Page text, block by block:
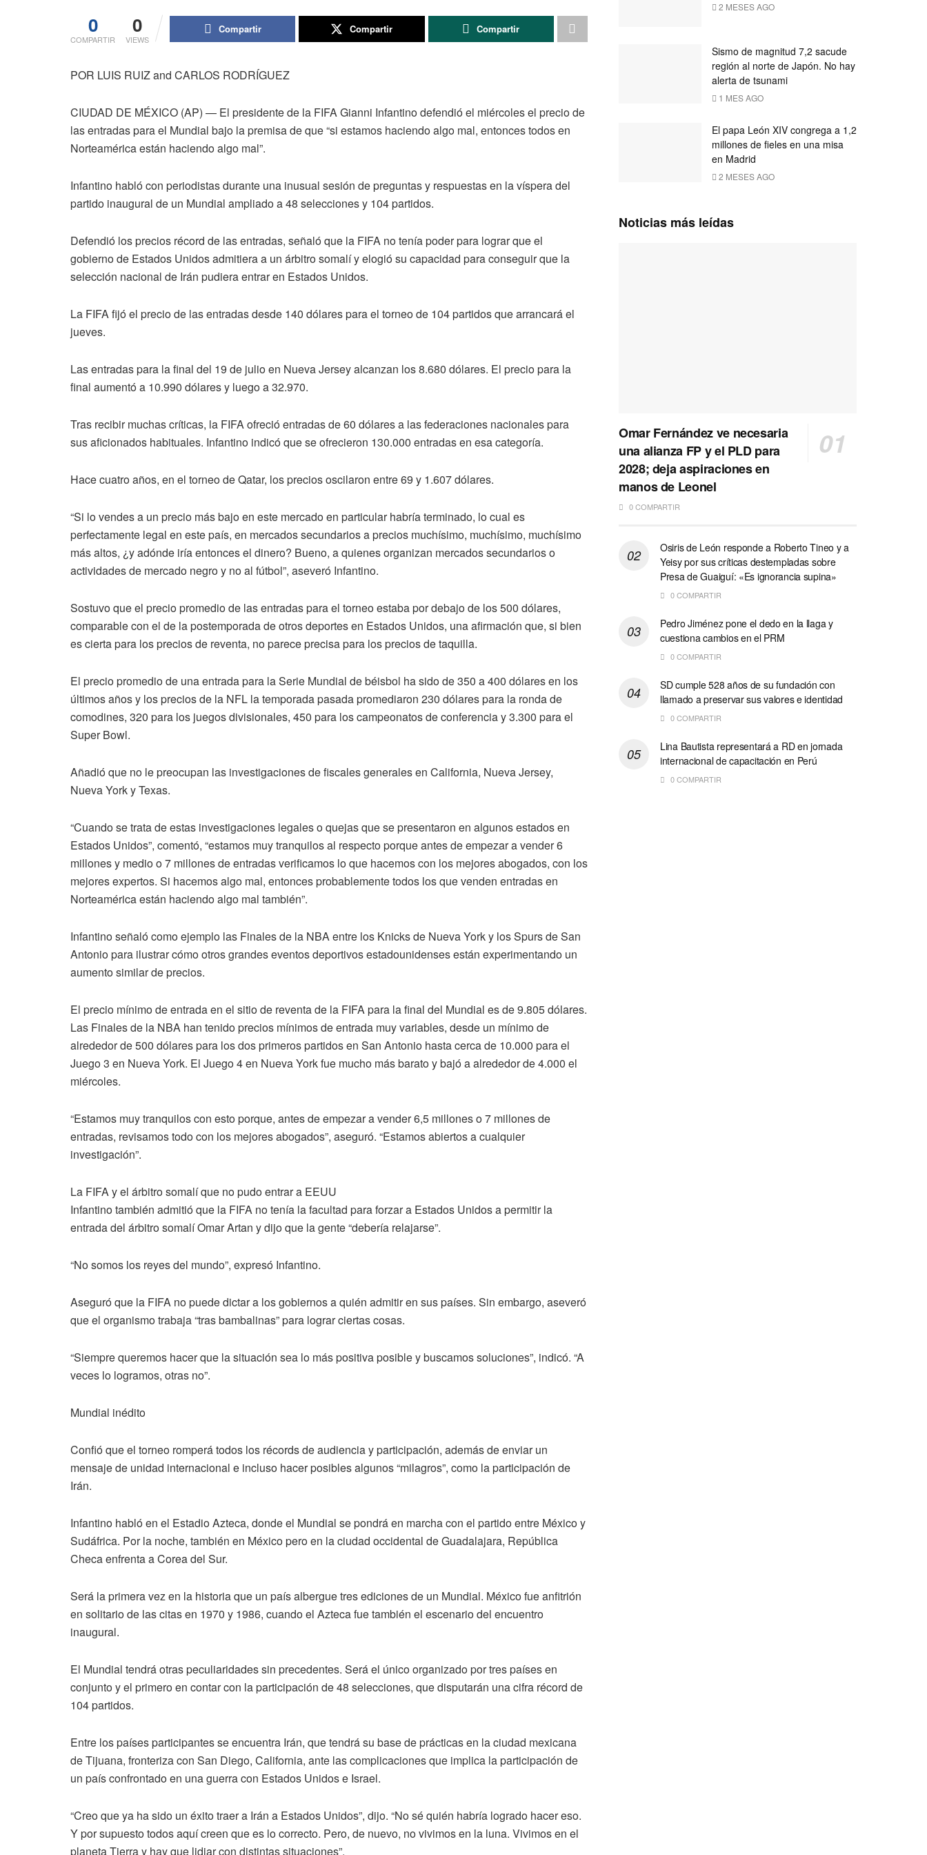
0
COMPARTIR
0
VIEWS
Compartir Compartir Compartir
POR LUIS RUIZ and CARLOS RODRÍGUEZ
CIUDAD DE MÉXICO (AP) — El presidente de la FIFA Gianni Infantino defendió el miércoles el precio de
las entradas para el Mundial bajo la premisa de que “si estamos haciendo algo mal, entonces todos en
Norteamérica están haciendo algo mal”.
Infantino habló con periodistas durante una inusual sesión de preguntas y respuestas en la víspera del
partido inaugural de un Mundial ampliado a 48 selecciones y 104 partidos.
Defendió los precios récord de las entradas, señaló que la FIFA no tenía poder para lograr que el
gobierno de Estados Unidos admitiera a un árbitro somalí y elogió su capacidad para conseguir que la
selección nacional de Irán pudiera entrar en Estados Unidos.
La FIFA fijó el precio de las entradas desde 140 dólares para el torneo de 104 partidos que arrancará el
jueves.
Las entradas para la final del 19 de julio en Nueva Jersey alcanzan los 8.680 dólares. El precio para la
final aumentó a 10.990 dólares y luego a 32.970.
Tras recibir muchas críticas, la FIFA ofreció entradas de 60 dólares a las federaciones nacionales para
sus aficionados habituales. Infantino indicó que se ofrecieron 130.000 entradas en esa categoría.
Hace cuatro años, en el torneo de Qatar, los precios oscilaron entre 69 y 1.607 dólares.
“Si lo vendes a un precio más bajo en este mercado en particular habría terminado, lo cual es
perfectamente legal en este país, en mercados secundarios a precios muchísimo, muchísimo, muchísimo
más altos, ¿y adónde iría entonces el dinero? Bueno, a quienes organizan mercados secundarios o
actividades de mercado negro y no al fútbol”, aseveró Infantino.
Sostuvo que el precio promedio de las entradas para el torneo estaba por debajo de los 500 dólares,
comparable con el de la postemporada de otros deportes en Estados Unidos, una afirmación que, si bien
es cierta para los precios de reventa, no parece precisa para los precios de taquilla.
El precio promedio de una entrada para la Serie Mundial de béisbol ha sido de 350 a 400 dólares en los
últimos años y los precios de la NFL la temporada pasada promediaron 230 dólares para la ronda de
comodines, 320 para los juegos divisionales, 450 para los campeonatos de conferencia y 3.300 para el
Super Bowl.
Añadió que no le preocupan las investigaciones de fiscales generales en California, Nueva Jersey,
Nueva York y Texas.
“Cuando se trata de estas investigaciones legales o quejas que se presentaron en algunos estados en
Estados Unidos”, comentó, “estamos muy tranquilos al respecto porque antes de empezar a vender 6
millones y medio o 7 millones de entradas verificamos lo que hacemos con los mejores abogados, con los
mejores expertos. Si hacemos algo mal, entonces probablemente todos los que venden entradas en
Norteamérica están haciendo algo mal también”.
Infantino señaló como ejemplo las Finales de la NBA entre los Knicks de Nueva York y los Spurs de San
Antonio para ilustrar cómo otros grandes eventos deportivos estadounidenses están experimentando un
aumento similar de precios.
El precio mínimo de entrada en el sitio de reventa de la FIFA para la final del Mundial es de 9.805 dólares.
Las Finales de la NBA han tenido precios mínimos de entrada muy variables, desde un mínimo de
alrededor de 500 dólares para los dos primeros partidos en San Antonio hasta cerca de 10.000 para el
Juego 3 en Nueva York. El Juego 4 en Nueva York fue mucho más barato y bajó a alrededor de 4.000 el
miércoles.
“Estamos muy tranquilos con esto porque, antes de empezar a vender 6,5 millones o 7 millones de
entradas, revisamos todo con los mejores abogados”, aseguró. “Estamos abiertos a cualquier
investigación”.
La FIFA y el árbitro somalí que no pudo entrar a EEUU
Infantino también admitió que la FIFA no tenía la facultad para forzar a Estados Unidos a permitir la
entrada del árbitro somalí Omar Artan y dijo que la gente “debería relajarse”.
“No somos los reyes del mundo”, expresó Infantino.
Aseguró que la FIFA no puede dictar a los gobiernos a quién admitir en sus países. Sin embargo, aseveró
que el organismo trabaja “tras bambalinas” para lograr ciertas cosas.
“Siempre queremos hacer que la situación sea lo más positiva posible y buscamos soluciones”, indicó. “A
veces lo logramos, otras no”.
Mundial inédito
Confió que el torneo romperá todos los récords de audiencia y participación, además de enviar un
mensaje de unidad internacional e incluso hacer posibles algunos “milagros”, como la participación de
Irán.
Infantino habló en el Estadio Azteca, donde el Mundial se pondrá en marcha con el partido entre México y
Sudáfrica. Por la noche, también en México pero en la ciudad occidental de Guadalajara, República
Checa enfrenta a Corea del Sur.
Será la primera vez en la historia que un país albergue tres ediciones de un Mundial. México fue anfitrión
en solitario de las citas en 1970 y 1986, cuando el Azteca fue también el escenario del encuentro
inaugural.
El Mundial tendrá otras peculiaridades sin precedentes. Será el único organizado por tres países en
conjunto y el primero en contar con la participación de 48 selecciones, que disputarán una cifra récord de
104 partidos.
Entre los países participantes se encuentra Irán, que tendrá su base de prácticas en la ciudad mexicana
de Tijuana, fronteriza con San Diego, California, ante las complicaciones que implica la participación de
un país confrontado en una guerra con Estados Unidos e Israel.
“Creo que ya ha sido un éxito traer a Irán a Estados Unidos”, dijo. “No sé quién habría logrado hacer eso.
Y por supuesto todos aquí creen que es lo correcto. Pero, de nuevo, no vivimos en la luna. Vivimos en el
planeta Tierra y hay que lidiar con distintas situaciones”.
2 MESES AGO
Sismo de magnitud 7,2 sacude
región al norte de Japón. No hay
alerta de tsunami
1 MES AGO
El papa León XIV congrega a 1,2
millones de fieles en una misa
en Madrid
2 MESES AGO
Noticias más leídas
Omar Fernández ve necesaria
una alianza FP y el PLD para
2028; deja aspiraciones en
manos de Leonel
0 COMPARTIR
Osiris de León responde a Roberto Tineo y a
Yeisy por sus críticas destempladas sobre
Presa de Guaiguí: «Es ignorancia supina»
0 COMPARTIR
Pedro Jiménez pone el dedo en la llaga y
cuestiona cambios en el PRM
0 COMPARTIR
SD cumple 528 años de su fundación con
llamado a preservar sus valores e identidad
0 COMPARTIR
Lina Bautista representará a RD en jornada
internacional de capacitación en Perú
0 COMPARTIR